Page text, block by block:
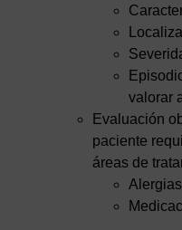
valorar
Evaluación
paciente
áreas de